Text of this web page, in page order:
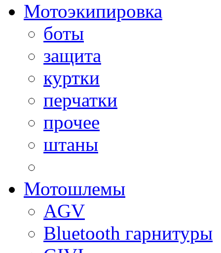
Мотоэкипировка
боты
защита
куртки
перчатки
прочее
штаны
Мотошлемы
AGV
Bluetooth гарнитуры